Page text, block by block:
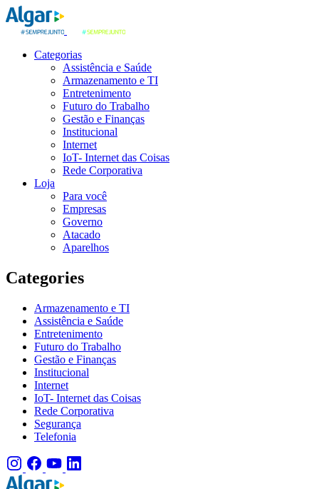
Categorias
Assistência e Saúde
Armazenamento e TI
Entretenimento
Futuro do Trabalho
Gestão e Finanças
Institucional
Internet
IoT- Internet das Coisas
Rede Corporativa
Loja
Para você
Empresas
Governo
Atacado
Aparelhos
Categories
Armazenamento e TI
Assistência e Saúde
Entretenimento
Futuro do Trabalho
Gestão e Finanças
Institucional
Internet
IoT- Internet das Coisas
Rede Corporativa
Segurança
Telefonia